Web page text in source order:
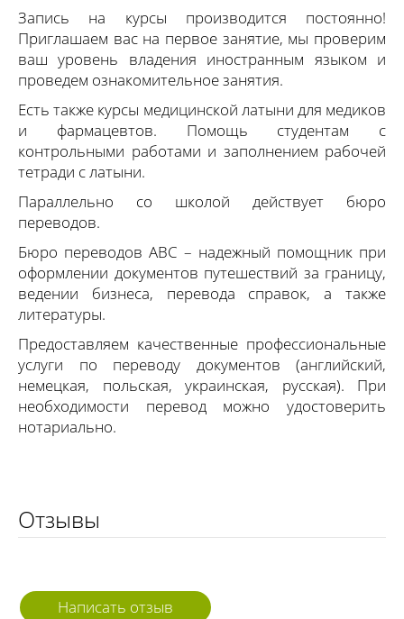
Запись на курсы производится постоянно!
Приглашаем вас на первое занятие, мы проверим
ваш уровень владения иностранным языком и
проведем ознакомительное занятия.
Есть также курсы медицинской латыни для медиков
и фармацевтов. Помощь студентам с
контрольными работами и заполнением рабочей
тетради с латыни.
Параллельно со школой действует бюро
переводов.
Бюро переводов ABC – надежный помощник при
оформлении документов путешествий за границу,
ведении бизнеса, перевода справок, а также
литературы.
Предоставляем качественные профессиональные
услуги по переводу документов (английский,
немецкая, польская, украинская, русская). При
необходимости перевод можно удостоверить
нотариально.
Отзывы
Написать отзыв